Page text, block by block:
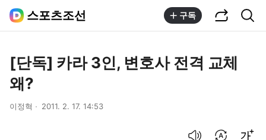
스포츠조선 구독
[단독] 카라 3인, 변호사 전격 교체
왜?
이정혁 2011. 2. 17. 14:53